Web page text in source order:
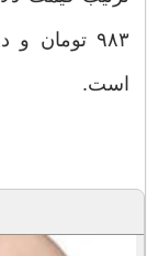
است.